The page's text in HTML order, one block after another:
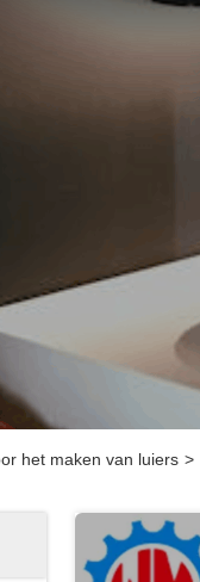
het maken van luiers >